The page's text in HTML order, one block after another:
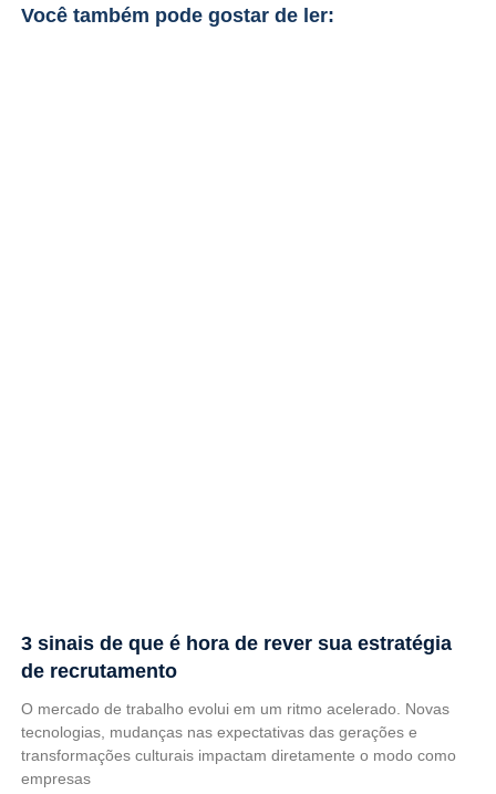
Você também pode gostar de ler:
3 sinais de que é hora de rever sua estratégia
de recrutamento
O mercado de trabalho evolui em um ritmo acelerado. Novas
tecnologias, mudanças nas expectativas das gerações e
transformações culturais impactam diretamente o modo como
empresas